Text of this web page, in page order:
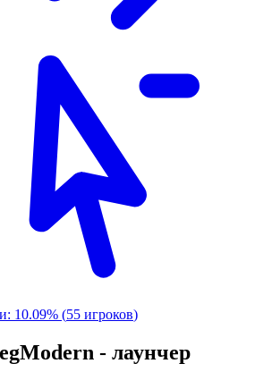
10.09% (55 игроков)
- лаунчер